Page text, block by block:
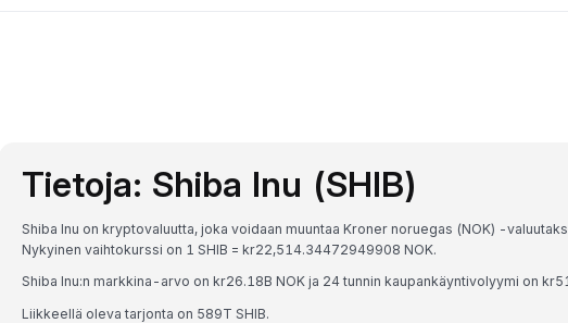
Tietoja: Shiba Inu (SHIB)
Shiba Inu on kryptovaluutta, joka voidaan muuntaa Kroner noruegas (NOK) -
Nykyinen vaihtokurssi on 1 SHIB = kr22,514.34472949908 NOK.
Shiba Inu:n markkina-arvo on kr26.18B NOK ja 24 tunnin kaupankäyntivolyymi on
Liikkeellä oleva tarjonta on 589T SHIB.